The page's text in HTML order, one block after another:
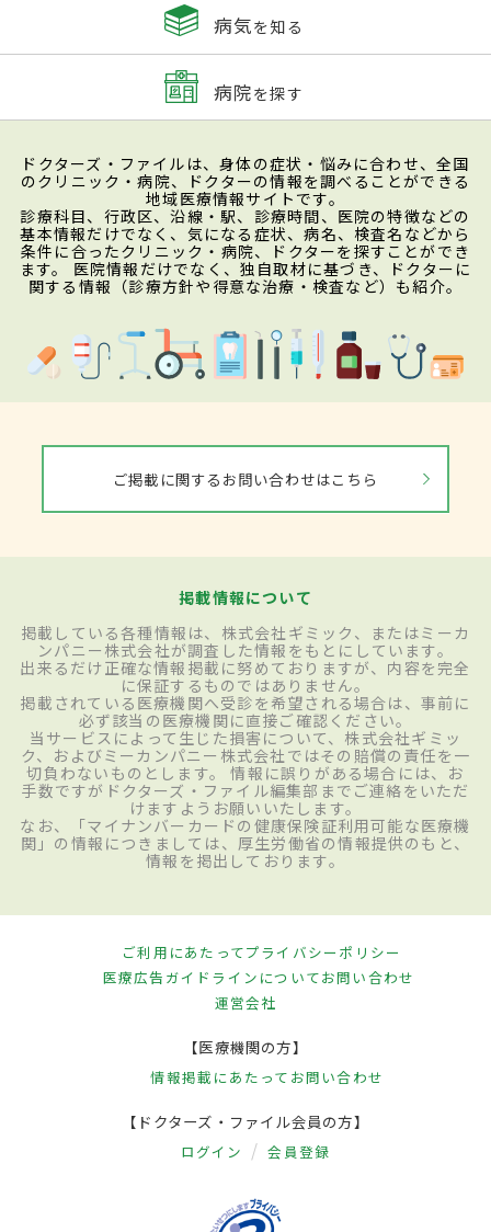
病気を知る
病院を探す
ドクターズ・ファイルは、身体の症状・悩みに合わせ、全国
のクリニック・病院、ドクターの情報を調べることができる
地域医療情報サイトです。
診療科目、行政区、沿線・駅、診療時間、医院の特徴などの
基本情報だけでなく、気になる症状、病名、検査名などから
条件に合ったクリニック・病院、ドクターを探すことができ
ます。 医院情報だけでなく、独自取材に基づき、ドクターに
関する情報（診療方針や得意な治療・検査など）も紹介。
ご掲載に関するお問い合わせはこちら
掲載情報について
掲載している各種情報は、株式会社ギミック、またはミーカ
ンパニー株式会社が調査した情報をもとにしています。
出来るだけ正確な情報掲載に努めておりますが、内容を完全
に保証するものではありません。
掲載されている医療機関へ受診を希望される場合は、事前に
必ず該当の医療機関に直接ご確認ください。
当サービスによって生じた損害について、株式会社ギミッ
ク、およびミーカンパニー株式会社ではその賠償の責任を一
切負わないものとします。 情報に誤りがある場合には、お
手数ですがドクターズ・ファイル編集部までご連絡をいただ
けますようお願いいたします。
なお、「マイナンバーカードの健康保険証利用可能な医療機
関」の情報につきましては、厚生労働省の情報提供のもと、
情報を掲出しております。
ご利用にあたってプライバシーポリシー
医療広告ガイドラインについてお問い合わせ
運営会社
【医療機関の方】
情報掲載にあたって お問い合わせ
【ドクターズ・ファイル会員の方】
ログイン 会員登録